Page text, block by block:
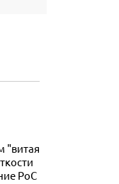
"витая
PoC